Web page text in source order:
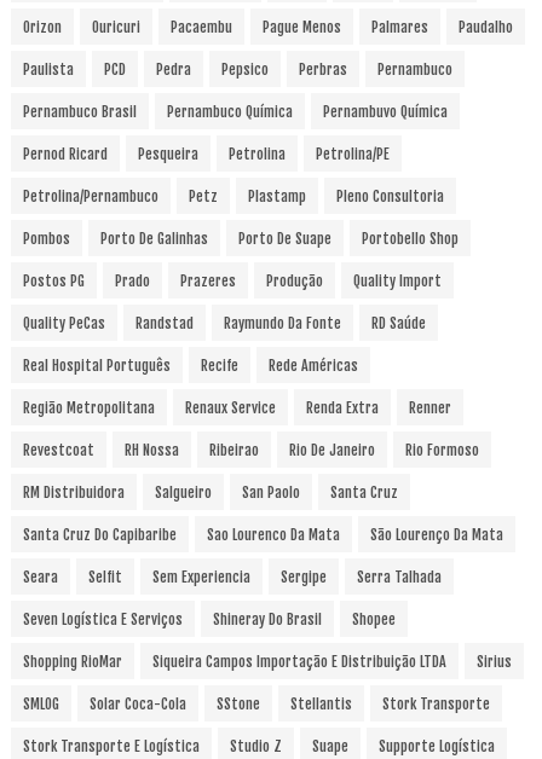
Orizon Ouricuri Pacaembu Pague Menos Palmares Paudalho
Paulista PCD Pedra Pepsico Perbras Pernambuco
Pernambuco Brasil Pernambuco Química Pernambuvo Química
Pernod Ricard Pesqueira Petrolina Petrolina/PE
Petrolina/Pernambuco Petz Plastamp Pleno Consultoria
Pombos Porto De Galinhas Porto De Suape Portobello Shop
Postos PG Prado Prazeres Produção Quality Import
Quality PeCas Randstad Raymundo Da Fonte RD Saúde
Real Hospital Português Recife Rede Américas
Região Metropolitana Renaux Service Renda Extra Renner
Revestcoat RH Nossa Ribeirao Rio De Janeiro Rio Formoso
RM Distribuidora Salgueiro San Paolo Santa Cruz
Santa Cruz Do Capibaribe Sao Lourenco Da Mata São Lourenço Da Mata
Seara Selfit Sem Experiencia Sergipe Serra Talhada
Seven Logística E Serviços Shineray Do Brasil Shopee
Shopping RioMar Siqueira Campos Importação E Distribuição LTDA Sirius
SMLOG Solar Coca-Cola SStone Stellantis Stork Transporte
Stork Transporte E Logística Studio Z Suape Supporte Logística